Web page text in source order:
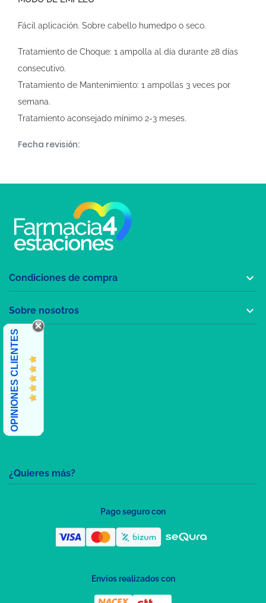
Fácil aplicación. Sobre cabello humedpo o seco.
Tratamiento de Choque: 1 ampolla al día durante 28 días
consecutivo.
Tratamiento de Mantenimiento: 1 ampollas 3 veces por
semana.
Tratamiento aconsejado mínimo 2-3 meses.
Fecha revisión:
¿Quieres más?
Condiciones de compra 
Sobre nosotros 
OPINIONES CLIENTES
Pago seguro con
Envíos realizados con